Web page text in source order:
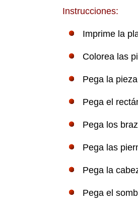
Instrucciones:
Imprime la
Colorea las
Pega la
Pega el
Pega los
Pega las
Pega la
Pega el